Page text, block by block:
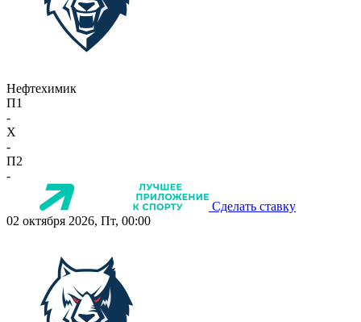
Нефтехимик
П1
-
X
-
П2
-
Сделать ставку
02 октября 2026, Пт, 00:00